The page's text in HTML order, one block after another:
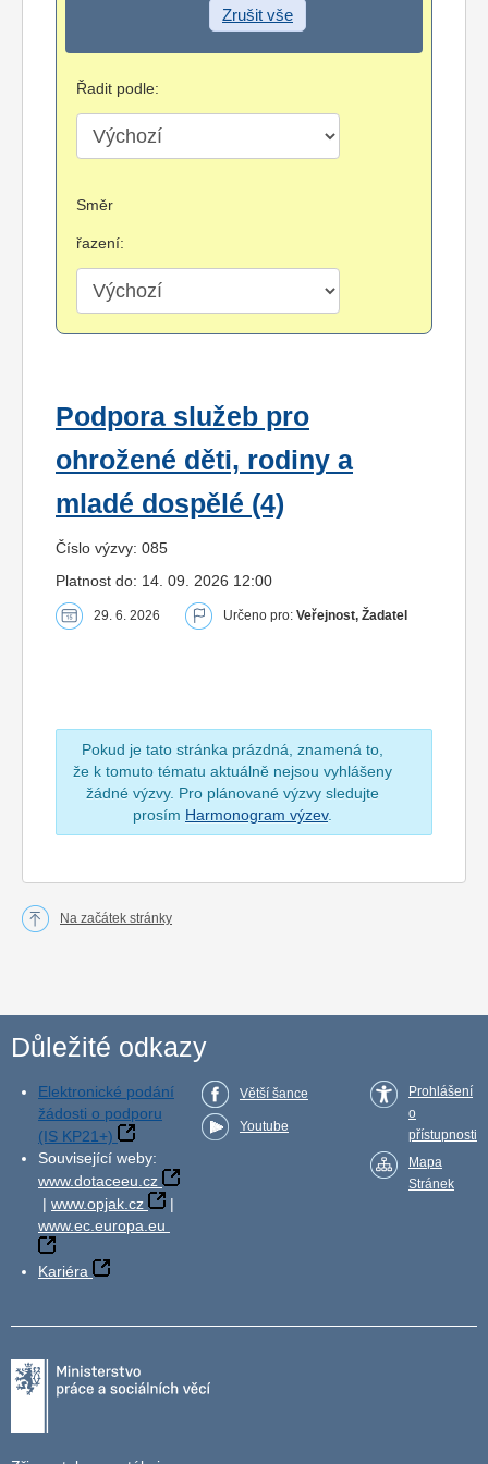
Zrušit vše
Řadit podle:
Směr
řazení:
Podpora služeb pro
ohrožené děti, rodiny a
mladé dospělé (4)
Číslo výzvy: 085
Platnost do: 14. 09. 2026 12:00
29. 6. 2026 Určeno pro: Veřejnost, Žadatel
Pokud je tato stránka prázdná, znamená to,
že k tomuto tématu aktuálně nejsou vyhlášeny
žádné výzvy. Pro plánované výzvy sledujte
prosím Harmonogram výzev.
Na začátek stránky
Důležité odkazy
Elektronické podání
žádosti o podporu
(IS KP21+)
Související weby:
www.dotaceeu.cz
| www.opjak.cz
|
www.ec.europa.eu
Kariéra
Větší šance
Youtube
Prohlášení
o
přístupnosti
Mapa
Stránek